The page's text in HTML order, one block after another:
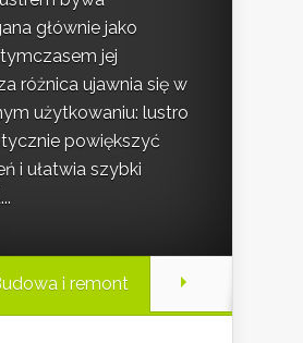
głównie jako
jej
różnica ujawnia się w
użytkowaniu: lustro
powiększyć
i ułatwia szybki
i remont